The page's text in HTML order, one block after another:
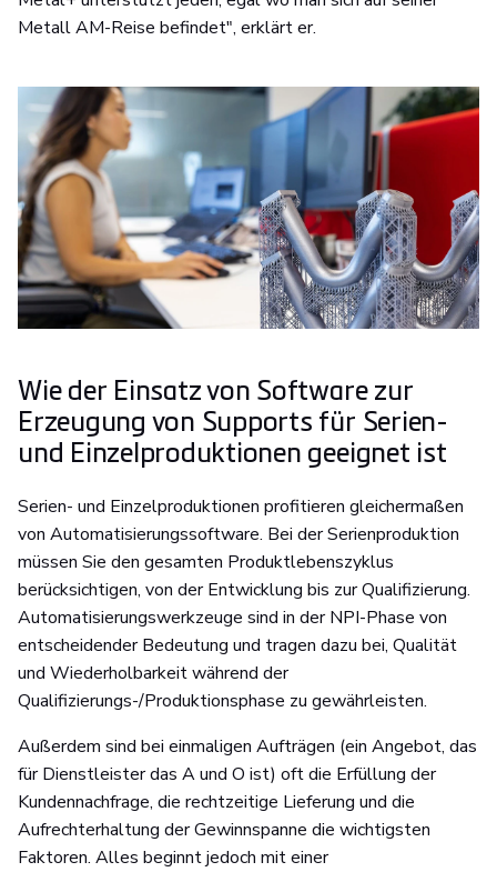
Metall AM-Reise befindet", erklärt er.
Wie der Einsatz von Software zur
Erzeugung von Supports für Serien-
und Einzelproduktionen geeignet ist
Serien- und Einzelproduktionen profitieren gleichermaßen
von Automatisierungssoftware. Bei der Serienproduktion
müssen Sie den gesamten Produktlebenszyklus
berücksichtigen, von der Entwicklung bis zur Qualifizierung.
Automatisierungswerkzeuge sind in der NPI-Phase von
entscheidender Bedeutung und tragen dazu bei, Qualität
und Wiederholbarkeit während der
Qualifizierungs-/Produktionsphase zu gewährleisten.
Außerdem sind bei einmaligen Aufträgen (ein Angebot, das
für Dienstleister das A und O ist) oft die Erfüllung der
Kundennachfrage, die rechtzeitige Lieferung und die
Aufrechterhaltung der Gewinnspanne die wichtigsten
Faktoren. Alles beginnt jedoch mit einer